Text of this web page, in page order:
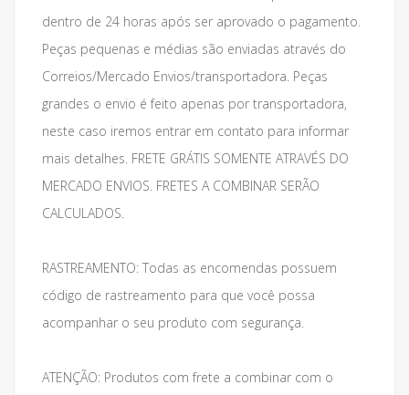
dentro de 24 horas após ser aprovado o pagamento.
Peças pequenas e médias são enviadas através do
Correios/Mercado Envios/transportadora. Peças
grandes o envio é feito apenas por transportadora,
neste caso iremos entrar em contato para informar
mais detalhes. FRETE GRÁTIS SOMENTE ATRAVÉS DO
MERCADO ENVIOS. FRETES A COMBINAR SERÃO
CALCULADOS.
RASTREAMENTO: Todas as encomendas possuem
código de rastreamento para que você possa
acompanhar o seu produto com segurança.
ATENÇÃO: Produtos com frete a combinar com o